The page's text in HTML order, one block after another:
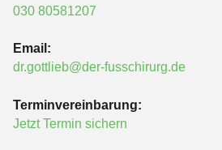
030 80581207
Email:
dr.gottlieb@der-fusschirurg.de
Terminvereinbarung:
Jetzt Termin sichern